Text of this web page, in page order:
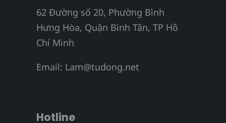
62 Đường số 20, Phường Bình
Hưng Hòa, Quận Bình Tân, TP Hồ
Chí Minh
Email: Lam@tudong.net
Hotline